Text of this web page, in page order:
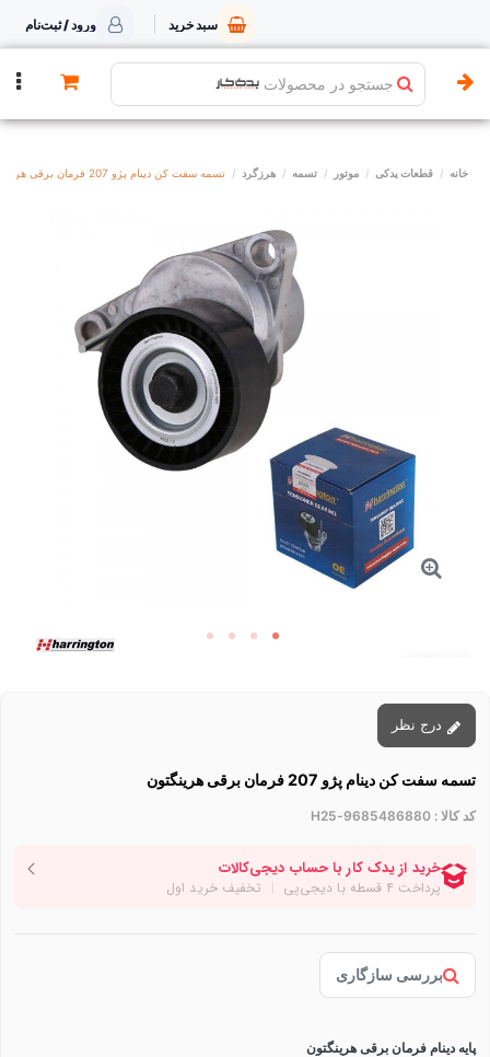
سبد خرید ورود / ثبت‌نام
جستجو در محصولات
خانه قطعات یدکی موتور تسمه هرزگرد تسمه سفت کن دینام پژو 207 فرمان برقی هرینگتون
تسمه سفت کن دینام پژو 207 فرمان برقی هرینگتون
کد کالا : 9685486880-H25
بررسی سازگاری
پایه دینام فرمان برقی هرینگتون